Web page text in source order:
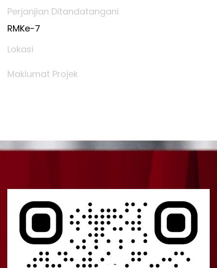
Perjanjian Ditandatangani
RMKe-7
Lokasi
Maklumat Projek